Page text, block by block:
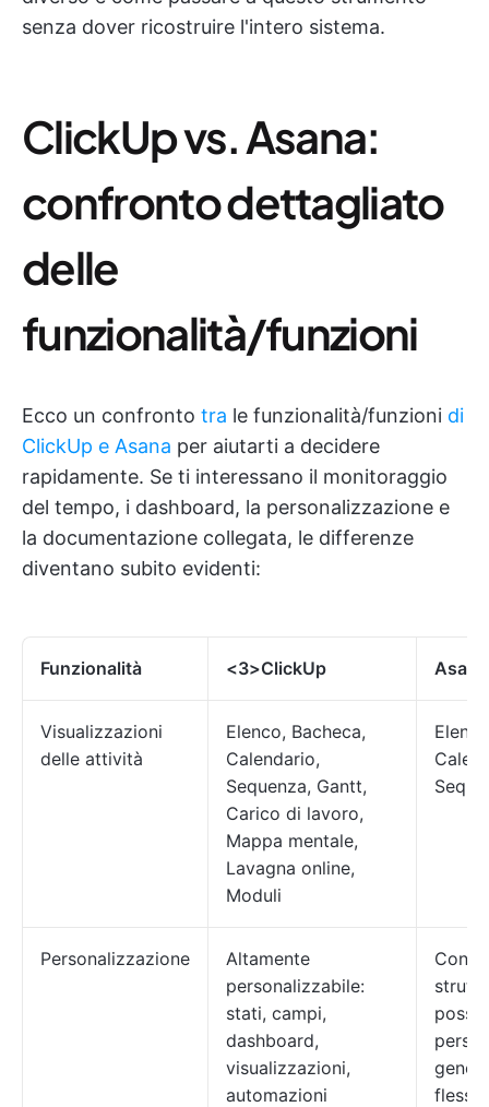
senza dover ricostruire l'intero sistema.
ClickUp vs. Asana:
confronto dettagliato
delle
funzionalità/funzioni
Ecco un confronto tra le funzionalità/funzioni di
ClickUp e Asana per aiutarti a decidere
rapidamente. Se ti interessano il monitoraggio
del tempo, i dashboard, la personalizzazione e
la documentazione collegata, le differenze
diventano subito evidenti:
Funzionalità <3>ClickUp Asana
Visualizzazioni
delle attività
Elenco, Bacheca,
Calendario,
Sequenza, Gantt,
Carico di lavoro,
Mappa mentale,
Lavagna online,
Moduli
Personalizzazione
Altamente
personalizzabile:
stati, campi,
dashboard,
visualizzazioni,
automazioni